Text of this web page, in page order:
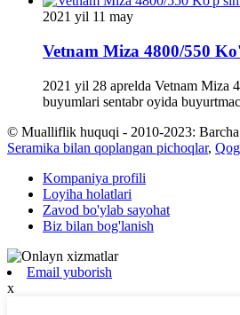
2021 yil 11 may
Vetnam Miza 4800/550
2021 yil 28 aprelda Vetnam Miza
buyumlari sentabr oyida
© Mualliflik huquqi - 2010-2023:
Seramika bilan qoplangan pichoqlar,
Kompaniya profili
Loyiha holatlari
Zavod bo'ylab sayohat
Biz bilan bog'lanish
Email yuborish
x